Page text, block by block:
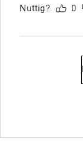
Nuttig? 0